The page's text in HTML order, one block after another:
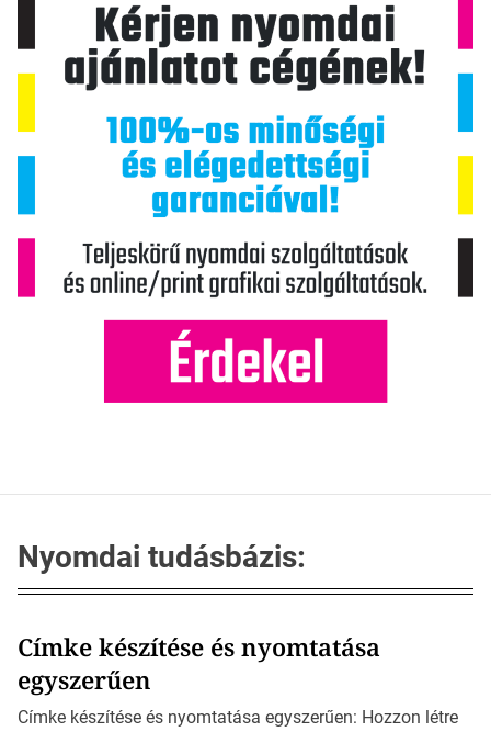
Nyomdai tudásbázis:
Címke készítése és nyomtatása
egyszerűen
Címke készítése és nyomtatása egyszerűen: Hozzon létre